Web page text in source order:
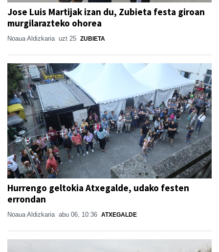
Jose Luis Martijak izan du, Zubieta festa giroan
murgilarazteko ohorea
Noaua Aldizkaria uzt 25 ZUBIETA
Hurrengo geltokia Atxegalde, udako festen
errondan
Noaua Aldizkaria abu 06, 10:36 ATXEGALDE